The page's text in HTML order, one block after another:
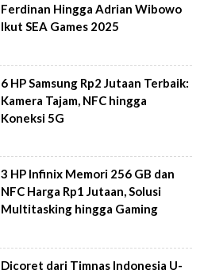
Ferdinan Hingga Adrian Wibowo
Ikut SEA Games 2025
6 HP Samsung Rp2 Jutaan Terbaik:
Kamera Tajam, NFC hingga
Koneksi 5G
3 HP Infinix Memori 256 GB dan
NFC Harga Rp1 Jutaan, Solusi
Multitasking hingga Gaming
Dicoret dari Timnas Indonesia U-